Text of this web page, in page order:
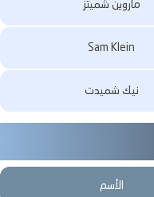
ماروين شميتز
Sam Klein
نيك شميدت
الأسم